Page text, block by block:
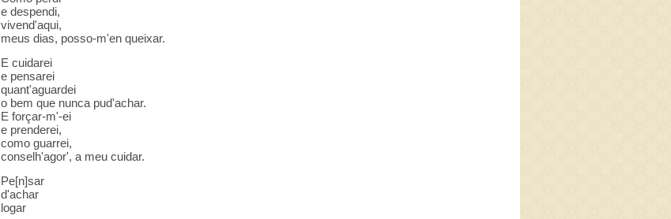
e despendi,
vivend'aqui,
meus dias, posso-m'en queixar.
E cuidarei
e pensarei
quant'aguardei
o bem que nunca pud'achar.
E forçar-m'-ei
e prenderei,
como guarrei,
conselh'agor', a meu cuidar.
Pe[n]sar
d'achar
logar